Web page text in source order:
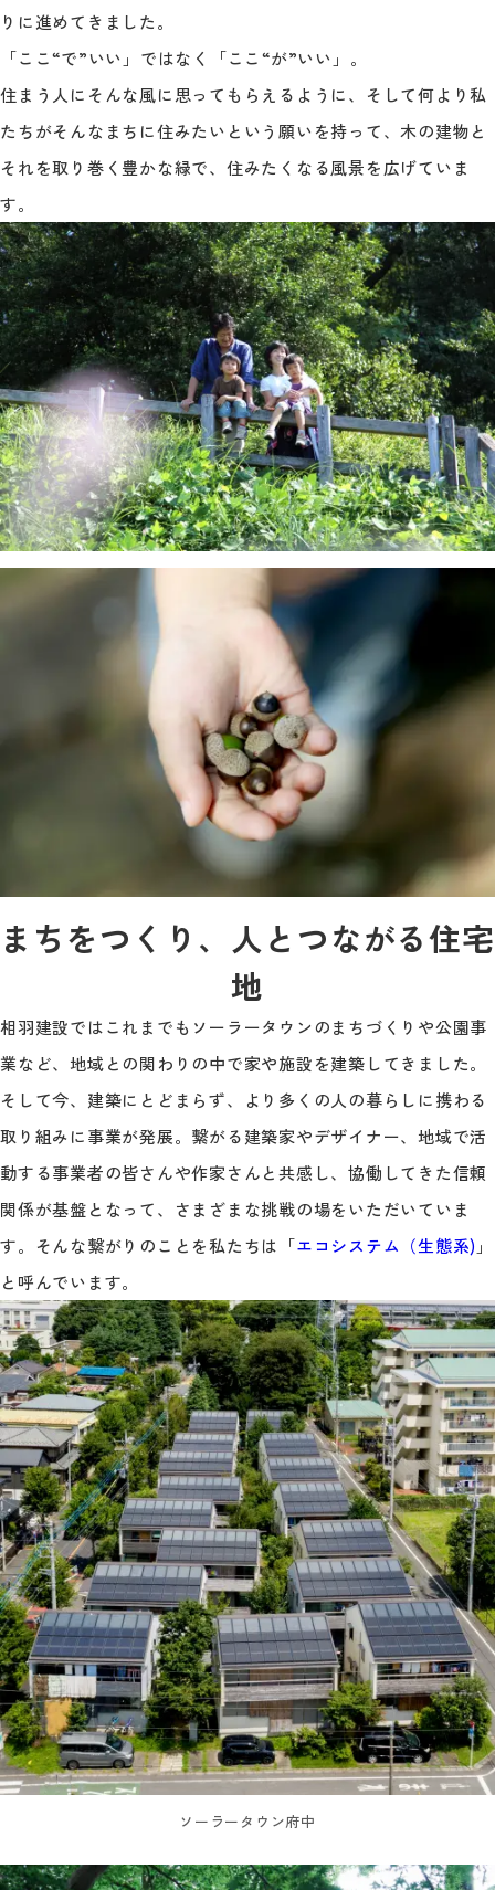
りに進めてきました。
「ここ“で”いい」ではなく「ここ“が”いい」。
住まう人にそんな風に思ってもらえるように、そして何より私
たちがそんなまちに住みたいという願いを持って、木の建物と
それを取り巻く豊かな緑で、住みたくなる風景を広げていま
す。
まちをつくり、人とつながる住宅
地
相羽建設ではこれまでもソーラータウンのまちづくりや公園事
業など、地域との関わりの中で家や施設を建築してきました。
そして今、建築にとどまらず、より多くの人の暮らしに携わる
取り組みに事業が発展。繋がる建築家やデザイナー、地域で活
動する事業者の皆さんや作家さんと共感し、協働してきた信頼
関係が基盤となって、さまざまな挑戦の場をいただいていま
す。そんな繋がりのことを私たちは「エコシステム（生態系) 」
と呼んでいます。
ソーラータウン府中